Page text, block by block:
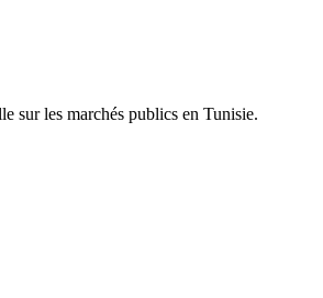
sur les marchés publics en Tunisie.